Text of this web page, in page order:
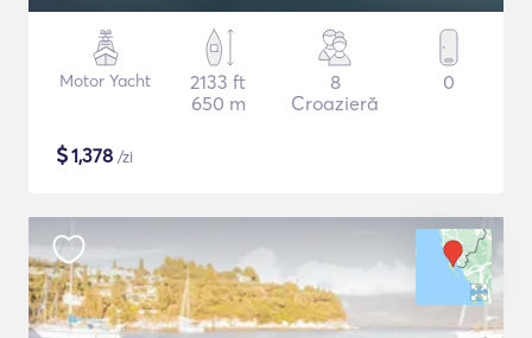
Motor Yacht
2133 ft
650 m
8
Croazieră
0
$1,378 /zi